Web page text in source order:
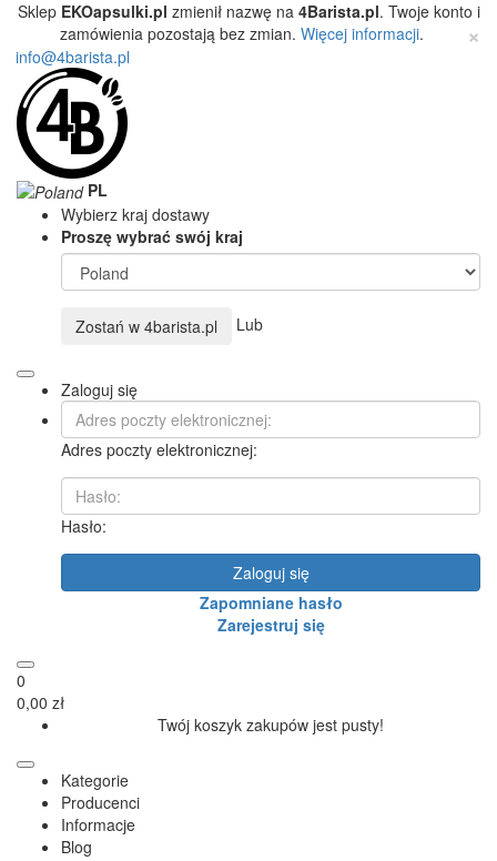
Sklep EKOapsulki.pl zmienił nazwę na 4Barista.pl. Twoje konto i
zamówienia pozostają bez zmian. Więcej informacji. ×
info@4barista.pl
PL
Wybierz kraj dostawy
Proszę wybrać swój kraj
Zostań w 4barista.pl Lub
Zaloguj się
Adres poczty elektronicznej:
Hasło:
Zaloguj się
Zapomniane hasło
Zarejestruj się
0
0,00 zł
Twój koszyk zakupów jest pusty!
Kategorie
Producenci
Informacje
Blog